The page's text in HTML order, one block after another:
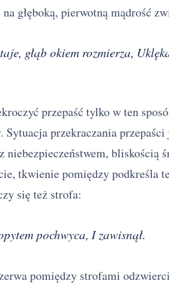
głęboką, pierwotną mądrość
głąb okiem rozmierza,
przepaść tylko w ten
Sytuacja przekraczania
niebezpieczeństwem, bliskością
tkwienie pomiędzy podkreśla
się też strofa:
pochwyca, I zawisnął.
pomiędzy strofami